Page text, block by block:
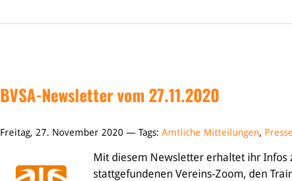
BVSA-Newsletter vom 27.11.2020
Freitag, 27. November 2020 — Tags: Amtliche Mitteilungen,
Mit diesem Newsletter erhaltet ihr Infos
stattgefundenen Vereins-Zoom, den